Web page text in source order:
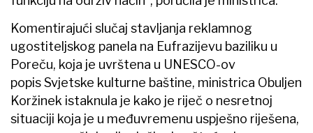
Komentirajući slučaj stavljanja reklamnog
ugostiteljskog panela na Eufrazijevu baziliku u
Poreču, koja je uvrštena u UNESCO-ov
popis Svjetske kulturne baštine, ministrica Obuljen
Koržinek istaknula je kako je riječ o nesretnoj
situaciji koja je u međuvremenu uspješno riješena,